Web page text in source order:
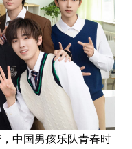
中国男孩乐队青春时